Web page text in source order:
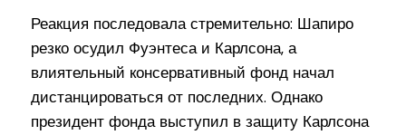
Реакция последовала стремительно: Шапиро
резко осудил Фуэнтеса и Карлсона, а
влиятельный консервативный фонд начал
дистанцироваться от последних. Однако
президент фонда выступил в защиту Карлсона